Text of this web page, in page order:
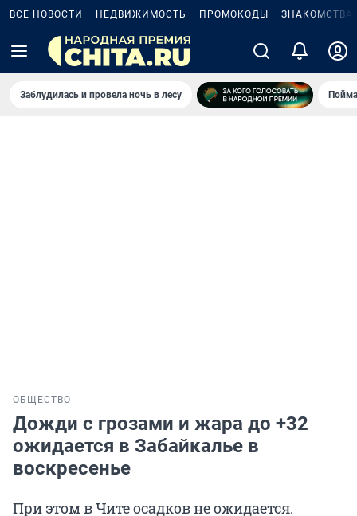
ВСЕ НОВОСТИ НЕДВИЖИМОСТЬ ПРОМОКОДЫ ЗНАКОМСТВА
Заблудилась и провела ночь в лесу
ОБЩЕСТВО
Дожди с грозами и жара до +32
ожидается в Забайкалье в
воскресенье
При этом в Чите осадков не ожидается.